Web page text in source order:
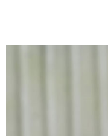
1.本服務係由「台灣大哥大
用戶於交易時，得透過本服
買賣價金債權讓與本公司後
2.基於同意付款使用「大哥
資料（包含姓名、電話或地
由本公司與您本人進行分期
3.完整用戶服務條款，請詳
每筆NT$90，滿
每筆NT$90，滿
每筆NT$120，滿